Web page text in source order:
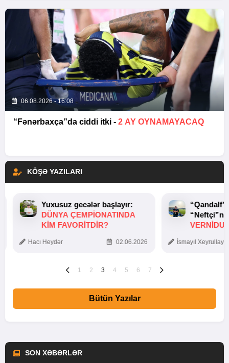
06.08.2026 - 16:08
“Fənərbaxça”da ciddi itki - 2 AY OYNAMAYACAQ
KÖŞƏ YAZILARI
Yuxusuz gecələr başlayır:
DÜNYA ÇEMPIONATINDA
KIM FAVORITDIR?
Hacı Heydər 02.06.2026 İsmayıl
1 2 3 4 5 6 7
Bütün Yazılar
SON XƏBƏRLƏR